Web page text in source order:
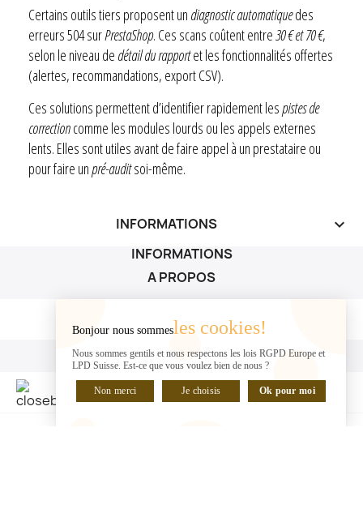
Certains outils tiers proposent un diagnostic automatiquedes
erreurs 504 surPrestaShop. Ces scans coûtent entre30 € et 70 €,
selon le niveau de détail du rapportet les fonctionnalités offertes
(alertes, recommandations, export CSV).
Ces solutions permettent d’identifier rapidement lespistes de
correctioncomme les modules lourds ou les appels externes
lents. Elles sont utiles avant de faire appel à un prestataire ou
pour faire unpré-auditsoi-même.
INFORMATIONS keyboard_arrow_down
INFORMATIONS
A PROPOS
A PROPOS
VOTRE COMPTE
VOTRE COMPTE
Bonjour nous sommesles cookies!
Nous sommes gentils et nous respectons les lois RGPD Europe et
LPD Suisse. Est-ce que vous voulez bien de nous ?
Non merci Je choisis Ok pour moi
DISCUTER EN LIGNE